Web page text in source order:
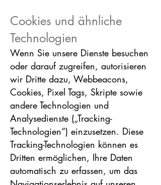
Cookies und ähnliche
Technologien
Wenn Sie unsere Dienste besuchen
oder darauf zugreifen, autorisieren
wir Dritte dazu, Webbeacons,
Cookies, Pixel Tags, Skripte sowie
andere Technologien und
Analysedienste („Tracking-
Technologien“) einzusetzen. Diese
Tracking-Technologien können es
Dritten ermöglichen, Ihre Daten
automatisch zu erfassen, um das